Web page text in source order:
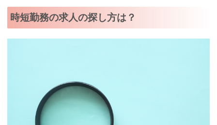
時短勤務の求人の探し方は？